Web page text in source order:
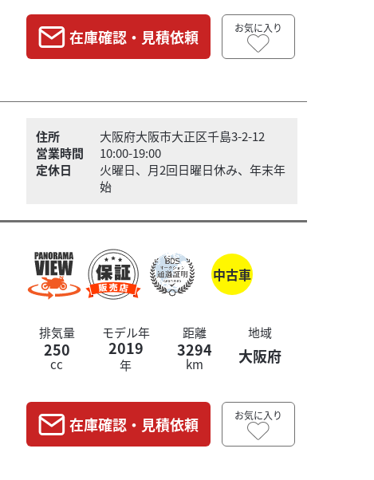
在庫確認・見積依頼 お気に入り
住所
大阪府大阪市大正区千島3-2-12
営業時間
10:00-19:00
定休日
火曜日、月2回日曜日休み、年末年
始
中古車
排気量
250
cc
モデル年
2019
年
距離
3294
km
地域
大阪府
在庫確認・見積依頼 お気に入り